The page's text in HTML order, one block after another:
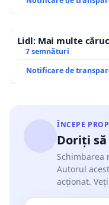
Lidl: Mai multe
7 semnături
Notificare de
ÎNCEPE
Doriți
Schimbarea
Autorul
acționat.